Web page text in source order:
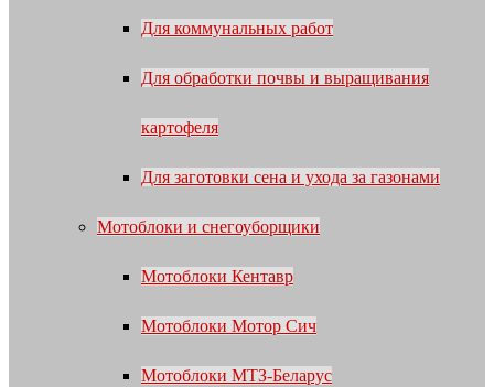
Для коммунальных работ
Для обработки почвы и выращивания
картофеля
Для заготовки сена и ухода за газонами
Мотоблоки и снегоуборщики
Мотоблоки Кентавр
Мотоблоки Мотор Сич
Мотоблоки МТЗ-Беларус